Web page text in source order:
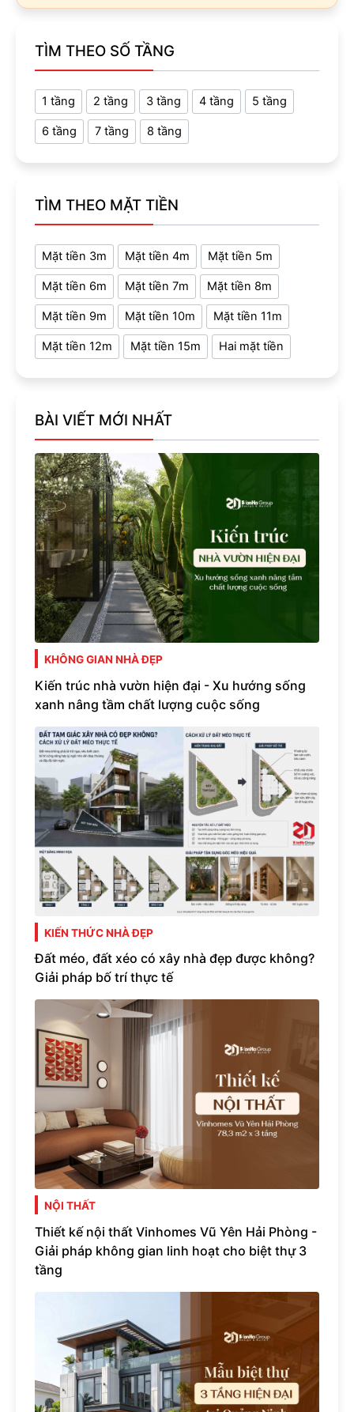
TÌM THEO SỐ TẦNG
1 tầng 2 tầng 3 tầng 4 tầng 5 tầng
6 tầng 7 tầng 8 tầng
TÌM THEO MẶT TIỀN
Mặt tiền 3m Mặt tiền 4m Mặt tiền 5m
Mặt tiền 6m Mặt tiền 7m Mặt tiền 8m
Mặt tiền 9m Mặt tiền 10m Mặt tiền 11m
Mặt tiền 12m Mặt tiền 15m Hai mặt tiền
BÀI VIẾT MỚI NHẤT
KHÔNG GIAN NHÀ ĐẸP
Kiến trúc nhà vườn hiện đại - Xu hướng sống
xanh nâng tầm chất lượng cuộc sống
KIẾN THỨC NHÀ ĐẸP
Đất méo, đất xéo có xây nhà đẹp được không?
Giải pháp bố trí thực tế
NỘI THẤT
Thiết kế nội thất Vinhomes Vũ Yên Hải Phòng -
Giải pháp không gian linh hoạt cho biệt thự 3
tầng